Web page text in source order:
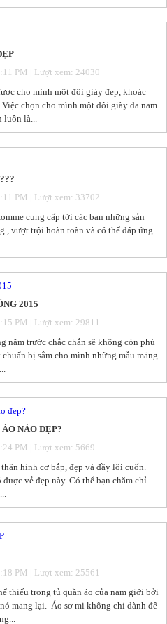
PM | Lượt xem: 24030
cho mình một đôi giày đẹp, khoác
chọn cho mình một đôi giày da nam
luôn là...
PM | Lượt xem: 33702
cung cấp tới các bạn những sản
, vượt trội hoàn toàn và có thể đáp ứng
2015
PM | Lượt xem: 29811
trước chắc chắn sẽ không còn phù
bị sắm cho mình những mẫu măng
NÀO ĐẸP?
PM | Lượt xem: 5669
hình cơ bắp, đẹp và đầy lôi cuốn.
vẻ đẹp này. Có thể bạn chăm chỉ
PM | Lượt xem: 25561
thiếu trong tủ quần áo của nam giới bởi
mang lại. Áo sơ mi không chỉ dành để